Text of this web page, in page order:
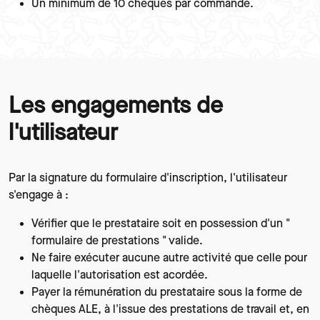
Un minimum de 10 chèques par commande.
Paragraphes
Les engagements de
l'utilisateur
Texte
Par la signature du formulaire d'inscription, l'utilisateur
s'engage à :
Vérifier que le prestataire soit en possession d'un "
formulaire de prestations " valide.
Ne faire exécuter aucune autre activité que celle pour
laquelle l'autorisation est acordée.
Payer la rémunération du prestataire sous la forme de
chèques ALE, à l'issue des prestations de travail et, en